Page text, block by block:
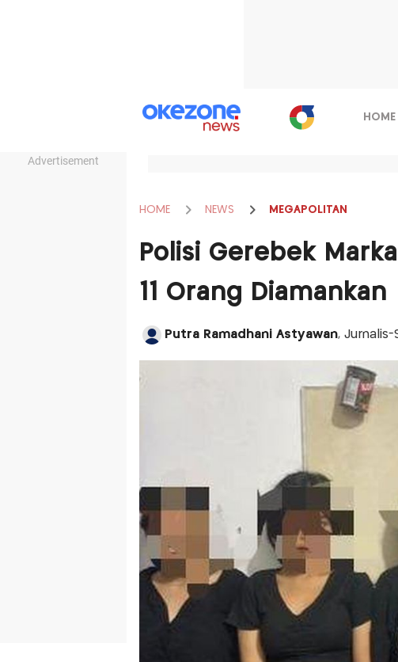
Advertisement
HOME
HOME NEWS MEGAPOLITAN
Polisi Gerebek
11 Orang Diamankan
Putra Ramadhani Astyawan, Jurnalis-